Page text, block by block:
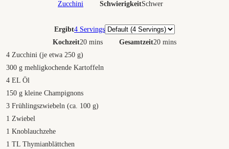
Zucchini
SchwierigkeitSchwer
Ergibt4 ServingsPortionen
Kochzeit20 mins Gesamtzeit20 mins
4 Zucchini (je etwa 250 g)
300 g mehligkochende Kartoffeln
4 EL Öl
150 g kleine Champignons
3 Frühlingszwiebeln (ca. 100 g)
1 Zwiebel
1 Knoblauchzehe
1 TL Thymianblättchen